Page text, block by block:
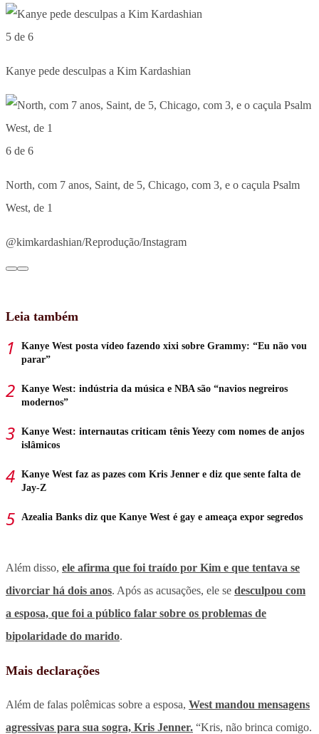
5 de 6
Kanye pede desculpas a Kim Kardashian
6 de 6
North, com 7 anos, Saint, de 5, Chicago, com 3, e o caçula Psalm
West, de 1
@kimkardashian/Reprodução/Instagram
Leia também
Kanye West posta vídeo fazendo xixi sobre Grammy: “Eu não vou
parar”
Kanye West: indústria da música e NBA são “navios negreiros
modernos”
Kanye West: internautas criticam tênis Yeezy com nomes de anjos
islâmicos
Kanye West faz as pazes com Kris Jenner e diz que sente falta de
Jay-Z
Azealia Banks diz que Kanye West é gay e ameaça expor segredos
Além disso, ele afirma que foi traído por Kim e que tentava se
divorciar há dois anos. Após as acusações, ele se desculpou com
a esposa, que foi a público falar sobre os problemas de
bipolaridade do marido.
Mais declarações
Além de falas polêmicas sobre a esposa, West mandou mensagens
agressivas para sua sogra, Kris Jenner. “Kris, não brinca comigo.